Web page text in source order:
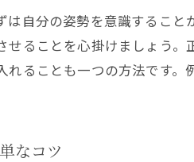
効果的な姿
デスクワー
自分の姿勢を意識するこ
ることを心掛けましょう
ることも一つの方法です
なコツ